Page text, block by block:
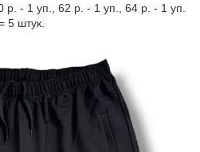
- 1 уп., 62 р. - 1 уп., 64 р. - 1 уп.
5 штук.